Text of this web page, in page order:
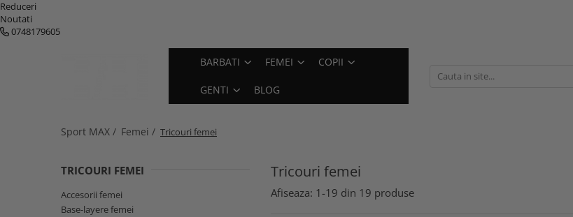
Tricouri barbati
Incaltaminte barbati
Tricouri femei
Incaltaminte femei
Incaltaminte copii
Reduceri
Noutati
0748179605
BARBATI FEMEI COPII
GENTI BLOG
Sport MAX / Femei / Tricouri femei
Tricouri femei
TRICOURI FEMEI
Accesorii femei
Base-layere femei
Afiseaza: 1-19 din 19 produse